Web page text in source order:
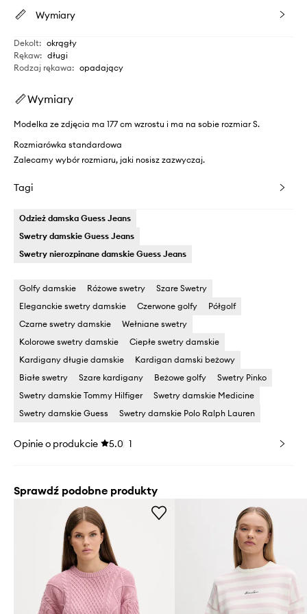
Wymiary
Dekolt: okrągły
Rękaw: długi
Rodzaj rękawa: opadający
Wymiary
Modelka ze zdjęcia ma 177 cm wzrostu i ma na sobie rozmiar S.
Rozmiarówka standardowa
Zalecamy wybór rozmiaru, jaki nosisz zazwyczaj.
Tagi
Odzież damska Guess Jeans
Swetry damskie Guess Jeans
Swetry nierozpinane damskie Guess Jeans
Golfy damskie Różowe swetry
Szare Swetry
Eleganckie swetry damskie
Czerwone golfy
Półgolf
Czarne swetry damskie
Wełniane swetry
Kolorowe swetry damskie
Ciepłe swetry damskie
Kardigany długie damskie
Kardigan damski beżowy
Białe swetry
Szare kardigany Beżowe golfy
Swetry Pinko
Swetry damskie Tommy Hilfiger
Swetry damskie Medicine
Swetry damskie Guess
Swetry damskie Polo Ralph Lauren
Opinie o produkcie 5.0 1
Sprawdź podobne produkty